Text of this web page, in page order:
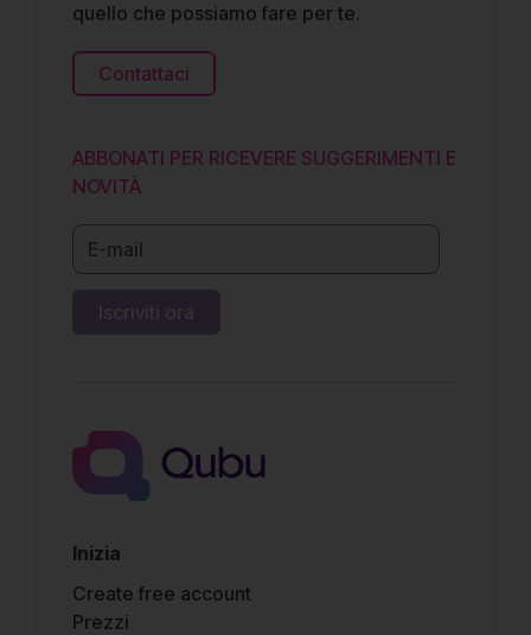
quello che possiamo fare per te.
Contattaci
ABBONATI PER RICEVERE SUGGERIMENTI E
NOVITÀ
Inizia
Create free account
Prezzi